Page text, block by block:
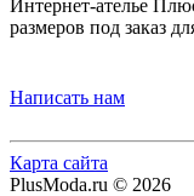
Интернет-ателье
размеров под заказ
Написать нам
Карта сайта
PlusModa.ru © 2026